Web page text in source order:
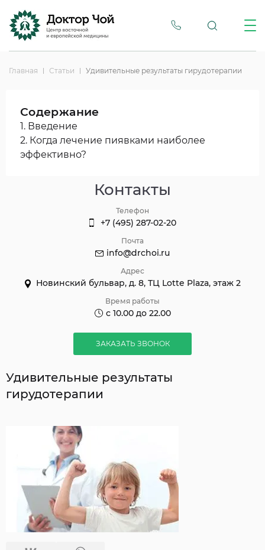
Главная Статьи Удивительные результаты гирудотерапии
Содержание
1. Введение
2. Когда лечение пиявками наиболее
эффективно?
Контакты
Телефон
+7 (495) 287-02-20
Почта
info@drchoi.ru
Адрес
Новинский бульвар, д. 8, ТЦ Lotte Plaza, этаж 2
Время работы
с 10.00 до 22.00
ЗАКАЗАТЬ ЗВОНОК
Удивительные результаты
гирудотерапии